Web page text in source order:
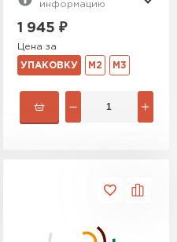
информацию
1 945 ₽
Цена за
УПАКОВКУ М2 М3